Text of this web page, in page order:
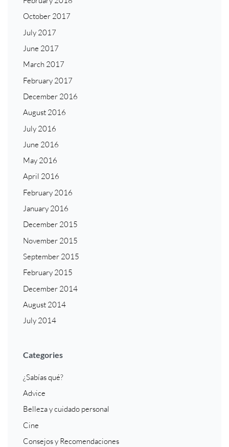
October 2017
July 2017
June 2017
March 2017
February 2017
December 2016
August 2016
July 2016
June 2016
May 2016
April 2016
February 2016
January 2016
December 2015
November 2015
September 2015
February 2015
December 2014
August 2014
July 2014
Categories
¿Sabías qué?
Advice
Belleza y cuidado personal
Cine
Consejos y Recomendaciones